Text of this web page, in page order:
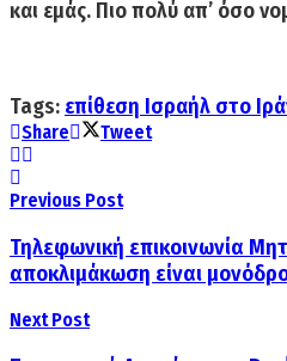
και εμάς. Πιο πολύ απ’ όσο
Tags: επίθεση Ισραήλ στο
Share Tweet
Previous Post
Τηλεφωνική επικοινωνία
αποκλιμάκωση είναι
Next Post